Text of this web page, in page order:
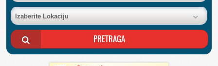
POSLOVNI OGLASI
AKCIJE I KATALOZI
Izaberite Lokaciju